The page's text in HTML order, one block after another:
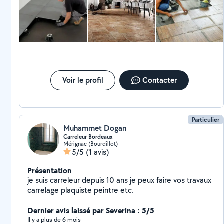
revêtement sol et mûr - Création salle de bain
ancienne, moderne ou tendance - Terrasse en bois
composite - Pose parquet A votre disposition pour
petits travaux ou rénovation complète (Cuisine,
décennale Je possède une nacelle d'une hauteur de
18m pour tous vos projets en toute sécurité bien sûr
mais également un camion benne et mini pelle pour
Voir le profil Contacter
Particulier
Muhammet Dogan
Carreleur Bordeaux
Mérignac (Bourdillot)
5/5 (1 avis)
Présentation
je suis carreleur depuis 10 ans je peux faire vos travaux
carrelage plaquiste peintre etc.
Dernier avis laissé par Severina : 5/5
Il y a plus de 6 mois